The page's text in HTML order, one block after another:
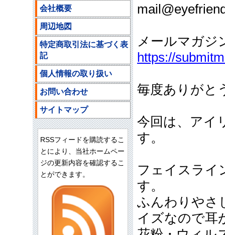
メールマガジ
https://
毎度ありがと
今回は、アイ
す。
フェイスライ
す。
ふんわりやさ
イズなので耳
会社概要
周辺地図
特定商取引法に基づく表
記
個人情報の取り扱い
お問い合わせ
サイトマップ
RSSフィードを購読するこ
とにより、当社ホームペー
ジの更新内容を確認するこ
とができます。